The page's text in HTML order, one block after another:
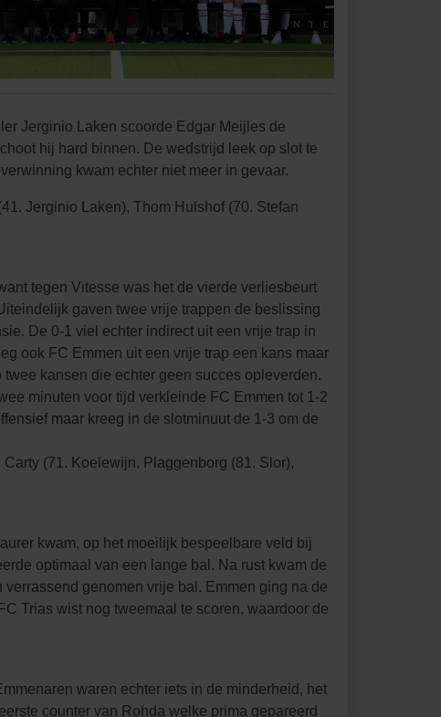
Jerginio Laken scoorde Edgar Meijles de
hij hard binnen. De wedstrijd leek op slot te
kwam echter niet meer in gevaar.
Jerginio Laken), Thom Hulshof (70. Stefan
tegen Vitesse was het de vierde verliesbeurt
gaven twee vrije trappen de beslissing
De 0-1 viel echter indirect uit een vrije trap in
ook FC Emmen uit een vrije trap een kans maar
kansen die echter geen succes opleverden.
minuten voor tijd verkleinde FC Emmen tot 1-2
maar kreeg in de slotminuut de 1-3 om de
(71. Koelewijn, Plaggenborg (81. Slor),
kwam, op het moeilijk bespeelbare veld bij
optimaal van een lange bal. Na rust kwam de
genomen vrije bal. Emmen ging na de
Trias wist nog tweemaal te scoren, waardoor de
waren echter iets in de minderheid, het
counter van Rohda welke prima gepareerd